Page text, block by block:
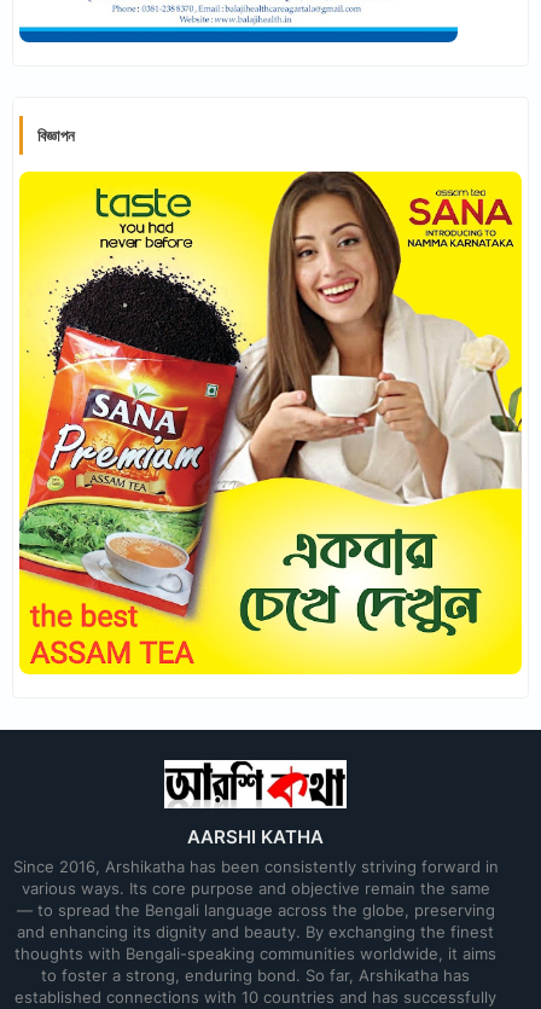
বিজ্ঞাপন
AARSHI KATHA
Since 2016, Arshikatha has been consistently striving forward in
various ways. Its core purpose and objective remain the same
— to spread the Bengali language across the globe, preserving
and enhancing its dignity and beauty. By exchanging the finest
thoughts with Bengali-speaking communities worldwide, it aims
to foster a strong, enduring bond. So far, Arshikatha has
established connections with 10 countries and has successfully